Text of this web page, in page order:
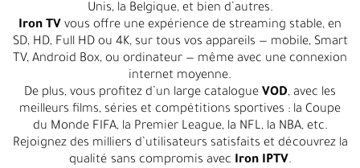
Unis, la Belgique, et bien d’autres.
Iron TV vous offre une expérience de streaming stable, en
SD, HD, Full HD ou 4K, sur tous vos appareils — mobile, Smart
TV, Android Box, ou ordinateur — même avec une connexion
internet moyenne.
De plus, vous profitez d’un large catalogue VOD, avec les
meilleurs films, séries et compétitions sportives : la Coupe
du Monde FIFA, la Premier League, la NFL, la NBA, etc.
Rejoignez des milliers d’utilisateurs satisfaits et découvrez la
qualité sans compromis avec Iron IPTV.